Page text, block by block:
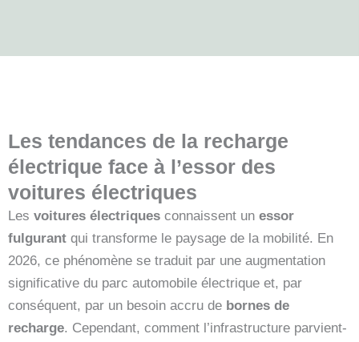
Les tendances de la recharge
électrique face à l’essor des
voitures électriques
Les voitures électriques connaissent un essor
fulgurant qui transforme le paysage de la mobilité. En
2026, ce phénomène se traduit par une augmentation
significative du parc automobile électrique et, par
conséquent, par un besoin accru de bornes de
recharge. Cependant, comment l’infrastructure parvient-